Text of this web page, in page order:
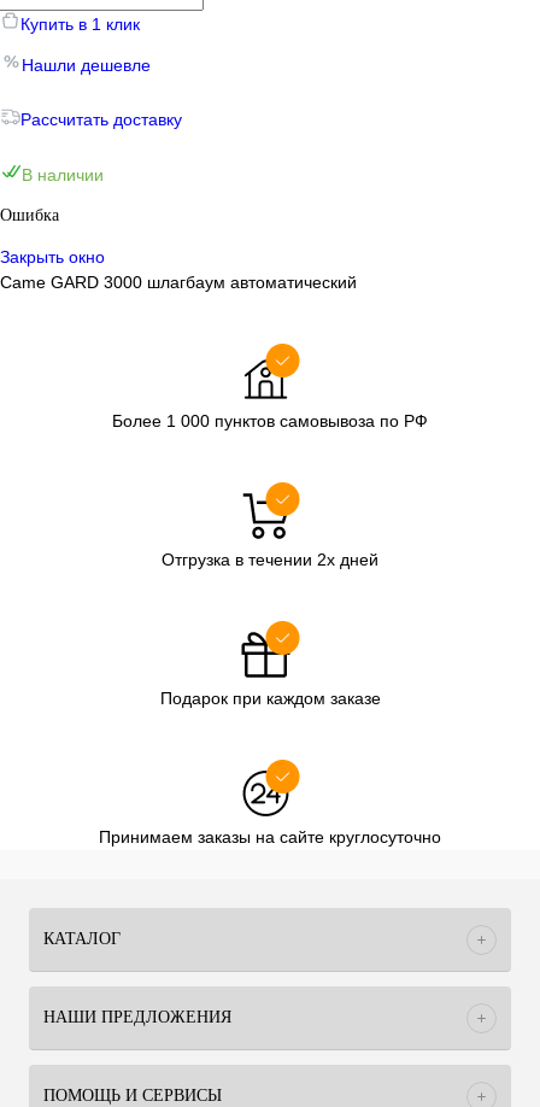
Купить в 1 клик
Нашли дешевле
Рассчитать доставку
В наличии
Ошибка
Закрыть окно
Came GARD 3000 шлагбаум автоматический
Более 1 000 пунктов самовывоза по РФ
Отгрузка в течении 2х дней
Подарок при каждом заказе
Принимаем заказы на сайте круглосуточно
КАТАЛОГ
НАШИ ПРЕДЛОЖЕНИЯ
ПОМОЩЬ И СЕРВИСЫ